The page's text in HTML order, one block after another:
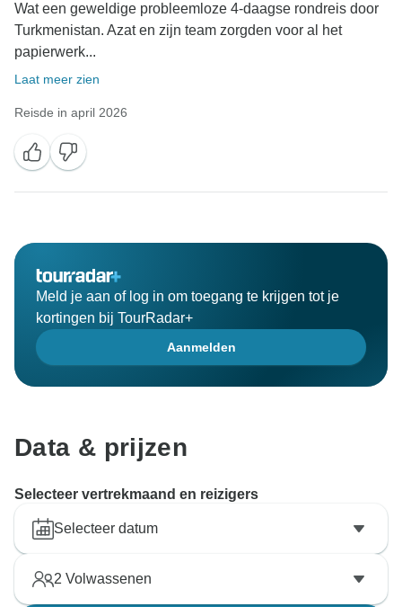
Wat een geweldige probleemloze 4-daagse rondreis door
Turkmenistan. Azat en zijn team zorgden voor al het
papierwerk...
Laat meer zien
Reisde in april 2026
Meld je aan of log in om toegang te krijgen tot je
kortingen bij TourRadar+
Aanmelden
Data & prijzen
Selecteer vertrekmaand en reizigers
Selecteer datum
2 Volwassenen